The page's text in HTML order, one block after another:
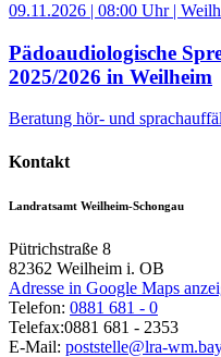
09.11.2026 | 08:00 Uhr |
Pädoaudiologische
2025/2026 in Weilheim
Beratung hör- und
Kontakt
Landratsamt Weilheim-Schongau
Pütrichstraße 8
82362 Weilheim i. OB
Adresse in Google Maps
Telefon: 0881 681 - 0
Telefax:0881 681 - 2353
E-Mail: poststelle@lra-